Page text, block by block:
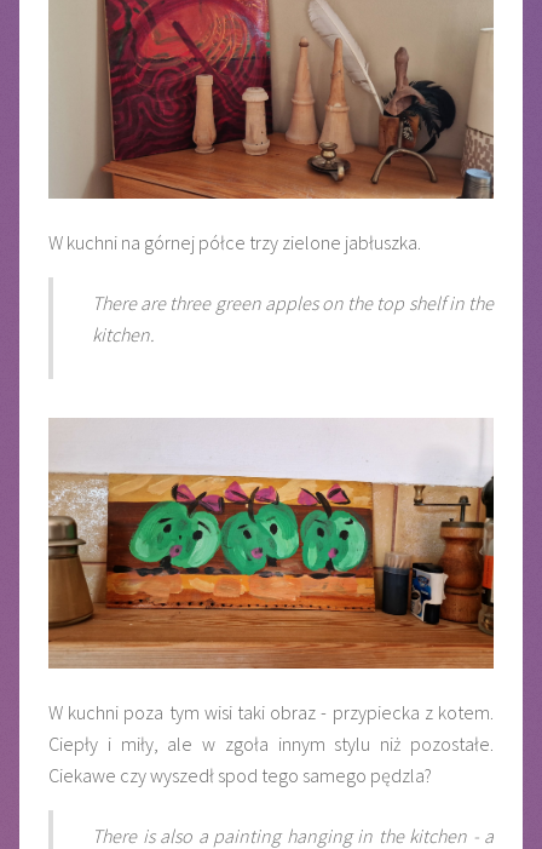
W kuchni na górnej półce trzy zielone jabłuszka.
There are three green apples on the top shelf in the
kitchen.
W kuchni poza tym wisi taki obraz - przypiecka z kotem.
Ciepły i miły, ale w zgoła innym stylu niż pozostałe.
Ciekawe czy wyszedł spod tego samego pędzla?
There is also a painting hanging in the kitchen - a